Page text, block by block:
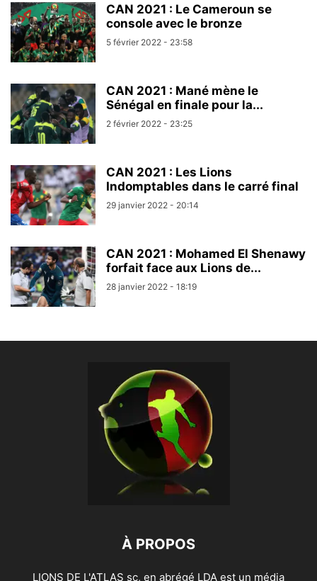
CAN 2021 : Le Cameroun se
console avec le bronze
5 février 2022 - 23:58
CAN 2021 : Mané mène le
Sénégal en finale pour la...
2 février 2022 - 23:25
CAN 2021 : Les Lions
Indomptables dans le carré final
29 janvier 2022 - 20:14
CAN 2021 : Mohamed El Shenawy
forfait face aux Lions de...
28 janvier 2022 - 18:19
À PROPOS
LIONS DE L'ATLAS sc, en abrégé LDA est un média